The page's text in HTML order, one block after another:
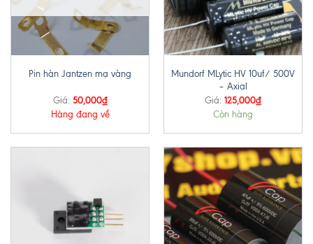
Pin hàn Jantzen mạ vàng
Giá: 50,000₫
Hàng đang về
Mundorf MLytic HV 10uf/ 500V
– Axial
Giá: 125,000₫
Còn hàng